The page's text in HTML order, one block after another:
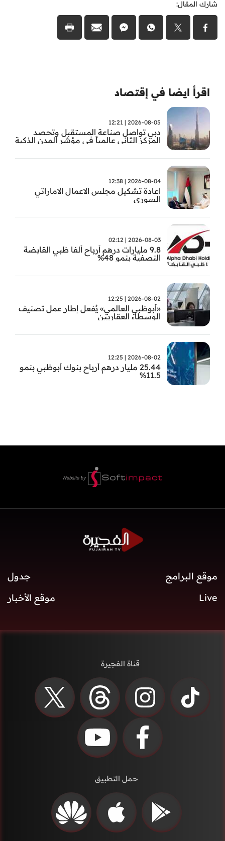
شارك المقال:
اقرأ ايضا في إقتصاد
2026-08-05 | 12:21
دبي تواصل صناعة المستقبل وتحصد
المركز الثاني عالمياً في مؤشر المدن الذكية
2026-08-04 | 12:38
اعادة تشكيل مجلس الاعمال الاماراتي
السوري
2026-08-03 | 02:12
9.8 مليارات درهم أرباح ألفا ظبي القابضة
النصفية بنمو 48%
2026-08-02 | 12:25
«أبوظبي العالمي» يُفعل إطار عمل تصنيف
الوسطاء العقاريين
2026-08-02 | 12:25
25.44 مليار درهم أرباح بنوك أبوظبي بنمو
11.5%
موقع البرامج
جدول
Live
موقع الأخبار
قناة الفجيرة
حمل التطبيق